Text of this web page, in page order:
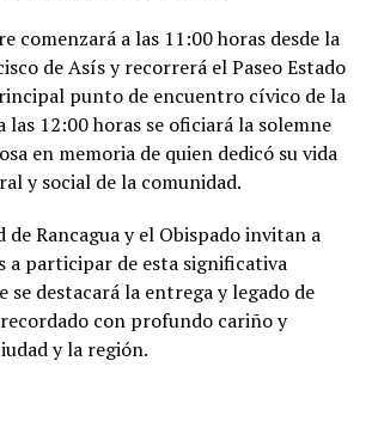
comenzará a las 11:00 horas desde la
de Asís y recorrerá el Paseo Estado
punto de encuentro cívico de la
las 12:00 horas se oficiará la solemne
en memoria de quien dedicó su vida
y social de la comunidad.
Rancagua y el Obispado invitan a
a participar de esta significativa
se destacará la entrega y legado de
con profundo cariño y
y la región.